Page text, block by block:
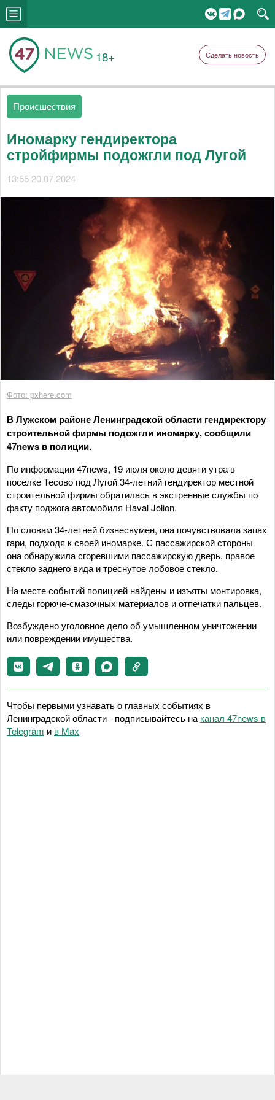
18+ Сделать новость
Происшествия
Иномарку гендиректора
стройфирмы подожгли под Лугой
13:55 20.07.2024
Фото: pxhere.com
В Лужском районе Ленинградской области гендиректору
строительной фирмы подожгли иномарку, сообщили
47news в полиции.
По информации 47news, 19 июля около девяти утра в
поселке Тесово под Лугой 34-летний гендиректор местной
строительной фирмы обратилась в экстренные службы по
факту поджога автомобиля Haval Jolion.
По словам 34-летней бизнесвумен, она почувствовала запах
гари, подходя к своей иномарке. С пассажирской стороны
она обнаружила сгоревшими пассажирскую дверь, правое
стекло заднего вида и треснутое лобовое стекло.
На месте событий полицией найдены и изъяты монтировка,
следы горюче-смазочных материалов и отпечатки пальцев.
Возбуждено уголовное дело об умышленном уничтожении
или повреждении имущества.
Чтобы первыми узнавать о главных событиях в
Ленинградской области - подписывайтесь на канал 47news в
Telegram и в Maх